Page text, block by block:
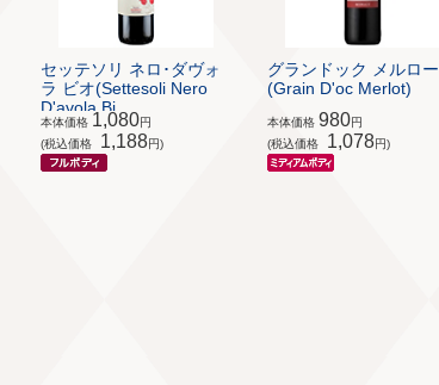
セッテソリ ネロ･ダヴォ
ラ ビオ(Settesoli Nero
D'avola Bi...
本体価格 1,080円
(税込価格
1,188円)
グランドック メルロー
(Grain D'oc Merlot)
本体価格 980円
(税込価格
1,078円)